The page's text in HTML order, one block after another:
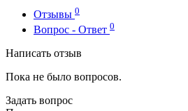
Отзывы 0
Вопрос - Ответ 0
Написать отзыв
Пока не было вопросов.
Задать вопрос